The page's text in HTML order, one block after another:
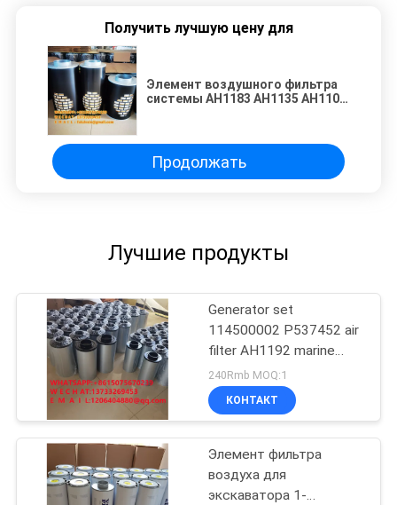
Получить лучшую цену для
Элемент воздушного фильтра
системы AH1183 AH1135 AH1103
Продолжать
Лучшие продукты
Generator set
114500002 P537452 air
filter AH1192 marine
PA3555 filter element
96896002
240Rmb MOQ:1
КОНТАКТ
Элемент фильтра
воздуха для
экскаватора 1-